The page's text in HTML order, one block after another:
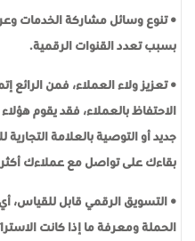
• تنوع وسائل مشاركة الخدمات
بسبب تعدد القنوات الرقمية.
• تعزيز ولاء العملاء، فمن الرائع
الاحتفاظ بالعملاء، فقد يقوم
جديد أو التوصية بالعلامة
بقاءك على تواصل مع عملاءك
• التسويق الرقمي قابل للقياس،
الحملة ومعرفة ما إذا كانت